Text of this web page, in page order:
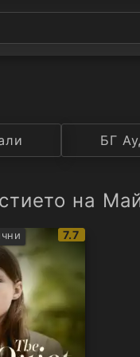
БГ
на
IMDb
7.7